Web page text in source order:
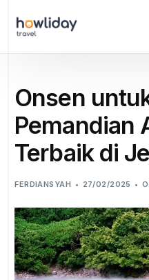
Onsen
Pemandian
Terbaik di
FERDIANSYAH 27/02/2025